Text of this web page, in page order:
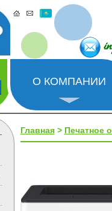
О КОМПАНИИ
Главная> Печатное